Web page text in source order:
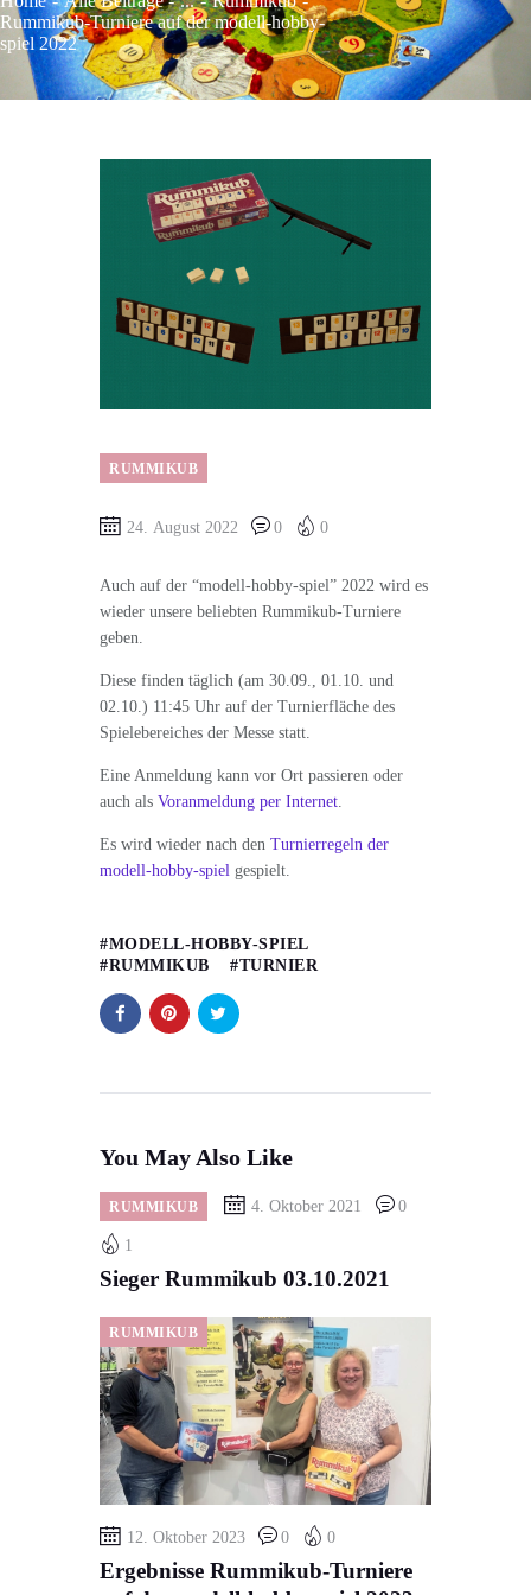
Rummikub-Turniere auf der modell-hobby-
spiel 2022
RUMMIKUB
24. August 2022 0 0
Auch auf der “modell-hobby-spiel” 2022 wird es
wieder unsere beliebten Rummikub-Turniere
geben.
Diese finden täglich (am 30.09., 01.10. und
02.10.) 11:45 Uhr auf der Turnierfläche des
Spielebereiches der Messe statt.
Eine Anmeldung kann vor Ort passieren oder
auch als Voranmeldung per Internet
Es wird wieder nach den Turnierregeln der
modell-hobby-spiel gespielt.
MODELL-HOBBY-SPIEL
RUMMIKUB
TURNIER
You May Also Like
RUMMIKUB 4. Oktober 2021 0
1
Sieger Rummikub 03.10.2021
RUMMIKUB
12. Oktober 2023 0 0
Ergebnisse Rummikub-Turniere